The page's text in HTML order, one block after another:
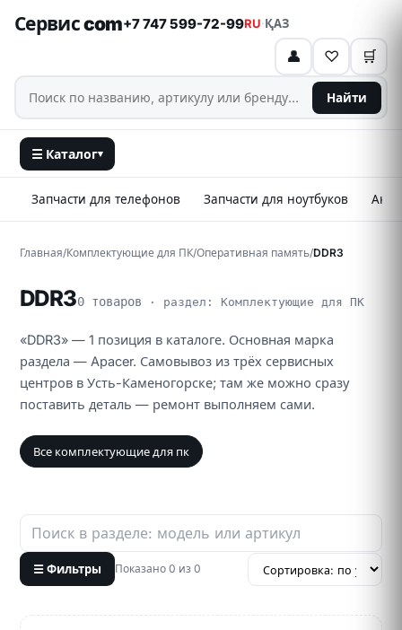
Сервис com
Найти
+7 747 599-72-99RU·ҚАЗ
👤 ♡ 🛒
☰ Каталог▾
Запчасти для телефонов Запчасти для ноутбуков
Главная/Комплектующие для ПК/Оперативная память/DDR3
DDR30 товаров · раздел: Комплектующие для ПК
«DDR3» — 1 позиция в каталоге. Основная марка
раздела — Apacer. Самовывоз из трёх сервисных
центров в Усть-Каменогорске; там же можно сразу
поставить деталь — ремонт выполняем сами.
Все комплектующие для пк
☰ Фильтры Показано 0 из 0